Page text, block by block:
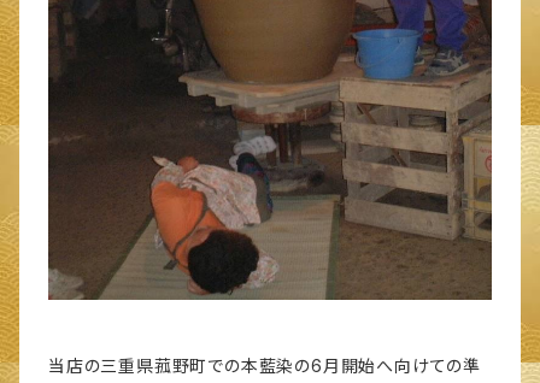
当店の三重県菰野町での本藍染の6月開始へ向けての準